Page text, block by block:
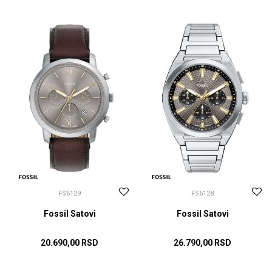
FS6129
Fossil Satovi
20.690,00 RSD
FS6128
Fossil Satovi
26.790,00 RSD